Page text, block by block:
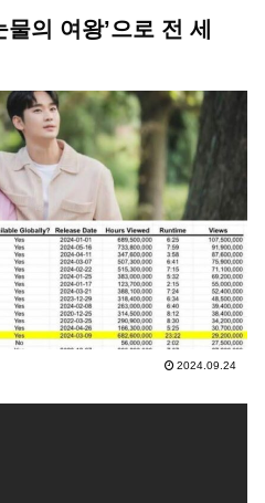
의 여왕’으로 전 세
2024.09.24